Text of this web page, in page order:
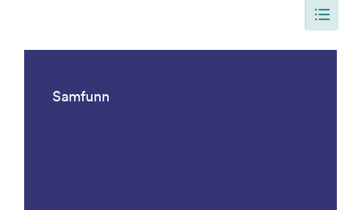
Samfunn